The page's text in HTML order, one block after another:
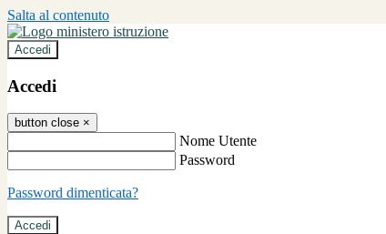
Salta al contenuto
Accedi
Accedi
button close ×
Nome Utente
Password
Password dimenticata?